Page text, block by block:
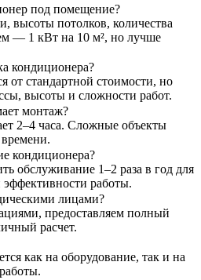
под помещение?
высоты потолков, количества
— 1 кВт на 10 м², но лучше
кондиционера?
от стандартной стоимости, но
высоты и сложности работ.
монтаж?
2–4 часа. Сложные объекты
кондиционера?
обслуживание 1–2 раза в год для
работы.
лицами?
предоставляем полный
расчет.
как на оборудование, так и на